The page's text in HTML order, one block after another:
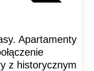
Apartamenty
z historycznym